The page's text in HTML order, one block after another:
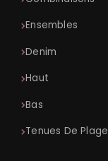
Ensembles
Denim
Haut
Bas
Tenues De Plage